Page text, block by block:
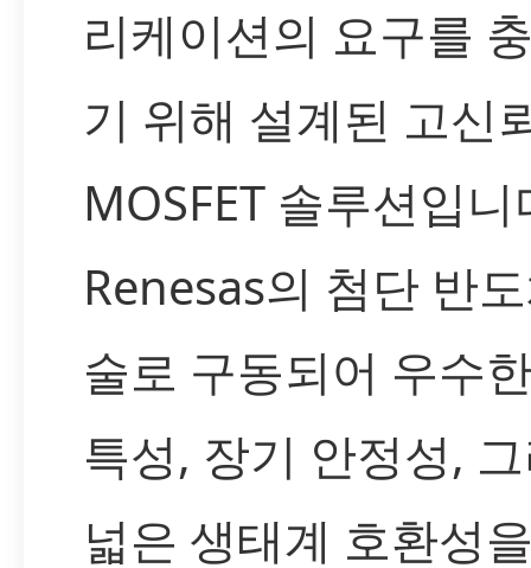
리케이션의 요구를
기 위해 설계된 고신
MOSFET 솔루션입니
Renesas의 첨단 반
술로 구동되어 우수
특성, 장기 안정성,
넓은 생태계 호환성